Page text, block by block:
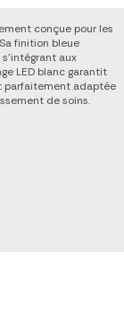
conçue pour les
finition bleue
aux
LED blanc garantit
parfaitement adaptée
de soins.